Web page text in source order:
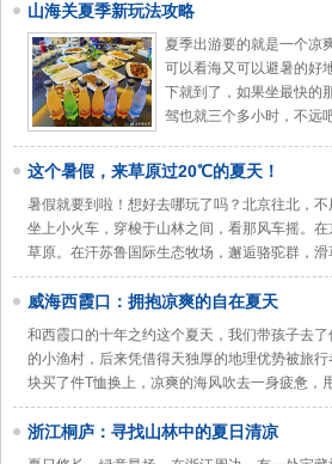
山海关夏季新玩法攻略
夏季出游要的就是一个凉
可以看海又可以避暑的好
下就到了，如果坐最快的
驾也就三个多小时，不远
这个暑假，来草原过20℃的夏天！
暑假就要到啦！想好去哪玩了吗？北京往北，
坐上小火车，穿梭于山林之间，看那风车摇。
草原。在汗苏鲁国际生态牧场，邂逅骆驼群，
威海西霞口：拥抱凉爽的自在夏天
和西霞口的十年之约这个夏天，我们带孩子去
的小渔村，后来凭借得天独厚的地理优势被旅
块买了件T恤换上，凉爽的海风吹去一身疲惫
浙江桐庐：寻找山林中的夏日清凉